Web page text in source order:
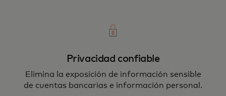
Privacidad confiable
Elimina la exposición de información sensible
de cuentas bancarias e información personal.